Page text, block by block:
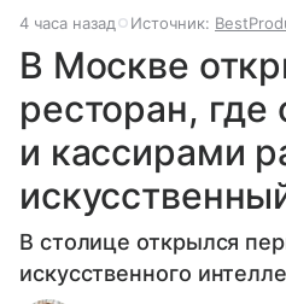
4 часа назад Источник:
В Москве
ресторан,
и кассирами
В столице открылся
искусственного